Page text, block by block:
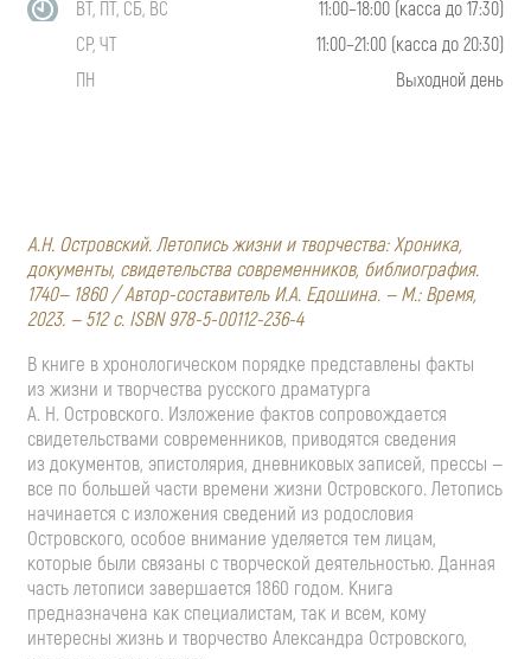
ВТ, ПТ, СБ, ВС
11:00–18:00 (касса до 17:30)
СР, ЧТ
11:00–21:00 (касса до 20:30)
ПН
Выходной день
А.Н. Островский. Летопись жизни и творчества: Хроника,
документы, свидетельства современников, библиография.
1740— 1860 / Автор-составитель И.А. Едошина. — М.: Время,
2023. — 512 с. ISBN 978-5-00112-236-4
В книге в хронологическом порядке представлены факты
из жизни и творчества русского драматурга
А. Н. Островского. Изложение фактов сопровождается
свидетельствами современников, приводятся сведения
из документов, эпистолярия, дневниковых записей, прессы —
все по большей части времени жизни Островского. Летопись
начинается с изложения сведений из родословия
Островского, особое внимание уделяется тем лицам,
которые были связаны с творческой деятельностью. Данная
часть летописи завершается 1860 годом. Книга
предназначена как специалистам, так и всем, кому
интересны жизнь и творчество Александра Островского,